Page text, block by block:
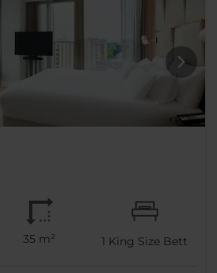
35 m² 1 King Size Bett